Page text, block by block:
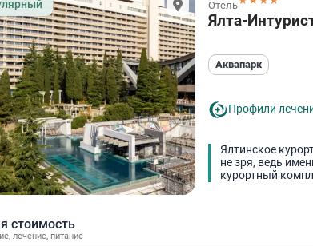
Отель
Ялта-
Аквапарк
Профили
Ялтинское
не зря, ведь
курортный
стоимость
, лечение, питание